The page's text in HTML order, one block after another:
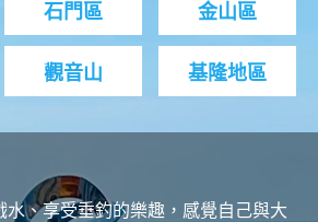
石門區 金山區
觀音山 基隆地區
水、享受垂釣的樂趣，感覺自己與大